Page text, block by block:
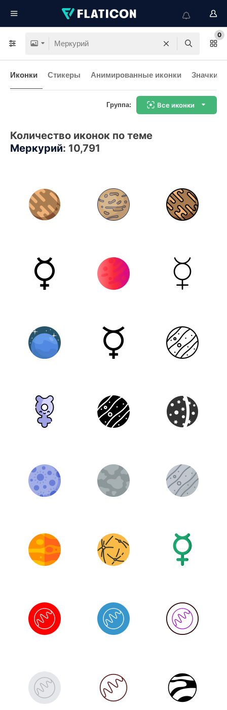
0
Иконки Стикеры Анимированные иконки Значки
Группа: Все иконки
Количество иконок по теме
Меркурий: 10,791